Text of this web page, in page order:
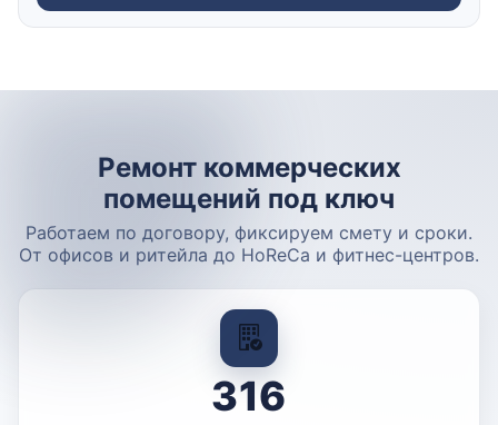
Ремонт коммерческих
помещений под ключ
Работаем по договору, фиксируем смету и сроки.
От офисов и ритейла до HoReCa и фитнес-центров.
316